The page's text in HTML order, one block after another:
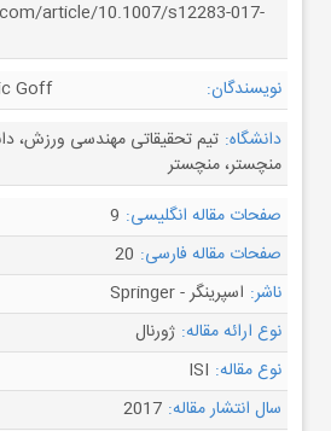
article/10.1007/s12283-017-
نویسندگان:
Goff
دانشگاه: تیم تحقیقاتی مهندسی ورزش،
منچستر، منچستر
صفحات مقاله انگلیسی: 9
صفحات مقاله فارسی: 20
ناشر: اسپرینگر - Springer
نوع ارائه مقاله: ژورنال
نوع مقاله: ISI
سال انتشار مقاله: 2017